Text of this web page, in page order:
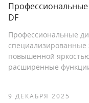
DF
Профессиональные
повышенной
расширенные
9 ДЕКАБРЯ 2025